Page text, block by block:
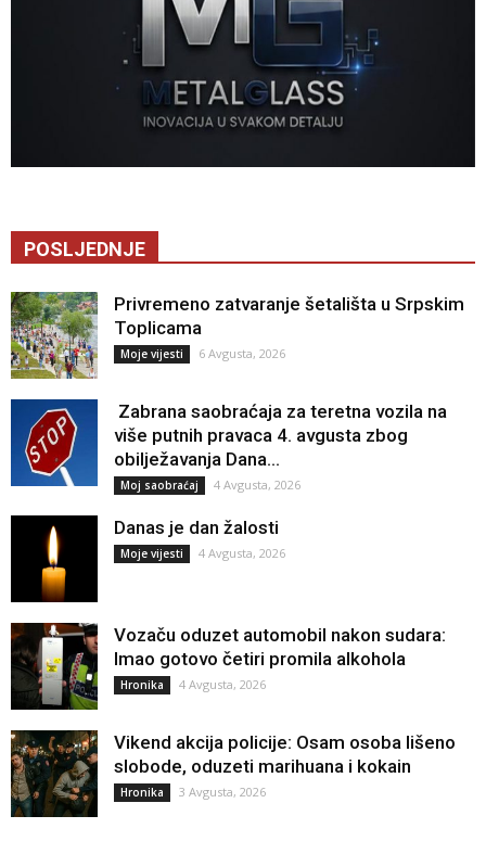
POSLJEDNJE
Privremeno zatvaranje šetališta u Srpskim
Toplicama
Moje vijesti 6 Avgusta, 2026
Zabrana saobraćaja za teretna vozila na
više putnih pravaca 4. avgusta zbog
obilježavanja Dana...
Moj saobraćaj 4 Avgusta, 2026
Danas je dan žalosti
Moje vijesti 4 Avgusta, 2026
Vozaču oduzet automobil nakon sudara:
Imao gotovo četiri promila alkohola
Hronika 4 Avgusta, 2026
Vikend akcija policije: Osam osoba lišeno
slobode, oduzeti marihuana i kokain
Hronika 3 Avgusta, 2026